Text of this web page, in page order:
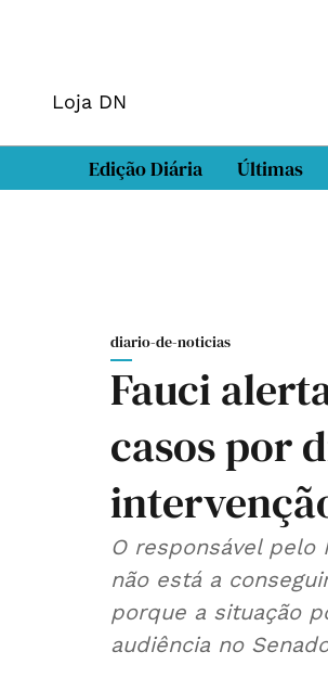
Loja DN
Edição Diária Últimas
diario-de-noticias
Fauci
casos por
O responsável
não está a
porque a situação
audiência no